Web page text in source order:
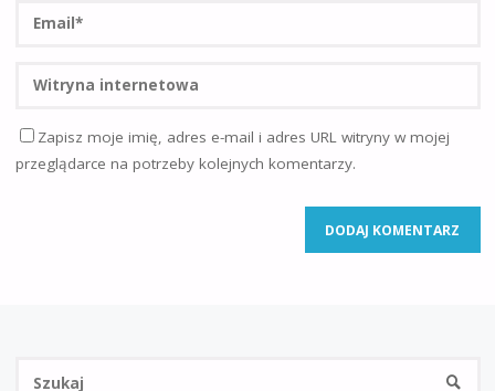
Zapisz moje imię, adres e-mail i adres URL witryny w mojej
przeglądarce na potrzeby kolejnych komentarzy.